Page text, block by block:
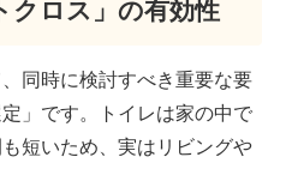
クロス」の有効性
同時に検討すべき重要な要
」です。トイレは家の中で
短いため、実はリビングや